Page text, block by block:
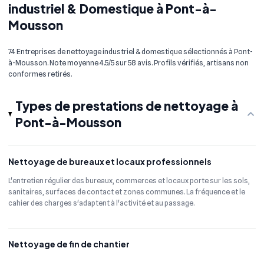
industriel & Domestique à Pont-à-
Mousson
74 Entreprises de nettoyage industriel & domestique sélectionnés à Pont-
à-Mousson. Note moyenne 4.5/5 sur 58 avis. Profils vérifiés, artisans non
conformes retirés.
Types de prestations de nettoyage à
Pont-à-Mousson
Nettoyage de bureaux et locaux professionnels
L'entretien régulier des bureaux, commerces et locaux porte sur les sols,
sanitaires, surfaces de contact et zones communes. La fréquence et le
cahier des charges s'adaptent à l'activité et au passage.
Nettoyage de fin de chantier